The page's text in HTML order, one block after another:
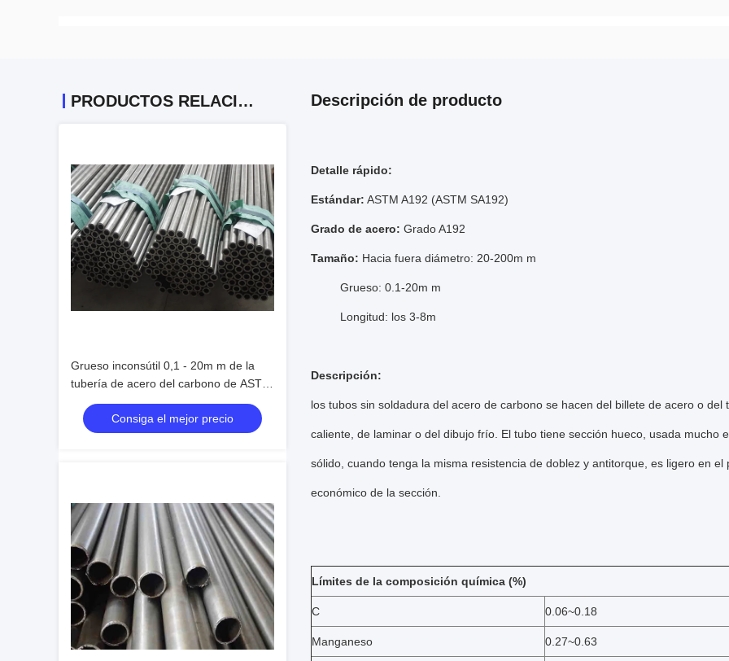
PRODUCTOS RELACIONADOS
Grueso inconsútil 0,1 - 20m m de la
tubería de acero del carbono de ASTM
A192 para el cambiador de calor
Consiga el mejor precio
Descripción de producto
Detalle rápido:
Estándar: ASTM A192 (ASTM SA192)
Grado de acero: Grado A192
Tamaño: Hacia fuera diámetro: 20-200m m
Grueso: 0.1-20m m
Longitud: los 3-8m
Descripción:
los tubos sin soldadura del acero de carbono se hacen del billete de acero o
caliente, de laminar o del dibujo frío. El tubo tiene sección hueco, usada mucho
sólido, cuando tenga la misma resistencia de doblez y antitorque, es ligero en
económico de la sección.
Límites de la composición química (%)
C 0.06~0.18
Manganeso 0.27~0.63